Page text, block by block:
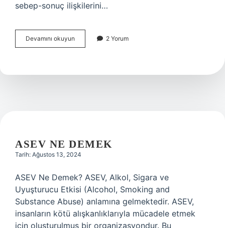
sebep-sonuç ilişkilerini…
Devamını okuyun
nedir
2 Yorum
ASEV NE DEMEK
Tarih: Ağustos 13, 2024
ASEV Ne Demek? ASEV, Alkol, Sigara ve
Uyuşturucu Etkisi (Alcohol, Smoking and
Substance Abuse) anlamına gelmektedir. ASEV,
insanların kötü alışkanlıklarıyla mücadele etmek
için oluşturulmuş bir organizasyondur. Bu